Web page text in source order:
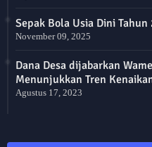
Sepak Bola Usia Dini
November 09, 2025
Dana Desa dijabarkan
Menunjukkan Tren
Agustus 17, 2023